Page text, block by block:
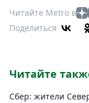
Читайте Metro в
Поделиться
Читайте
Сбер: жители